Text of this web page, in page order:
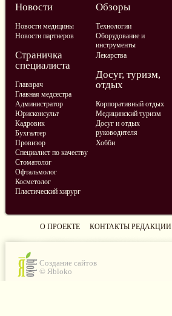
Новости
Новости медицины
Новости партнеров
Обзоры
Технологии
Оборудование и
инструменты
Лекарства
Страничка
специалиста
Главврач
Главная медсестра
Администратор
Юрисконсульт
Кадровик
Бухгалтер
Провизор
Специалист по качеству
Стоматолог
Офтальмолог
Косметолог
Пластический хирург
Досуг, туризм,
отдых
Корпоративный отдых
Медицинский туризм
Досуг и отдых
руководителя
Хобби
О ПРОЕКТЕ КОНТАКТЫ РЕДАКЦИИ
Создание сайтов
© Яbloko